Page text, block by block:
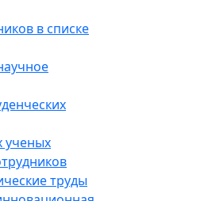
в списке
ученых
труды